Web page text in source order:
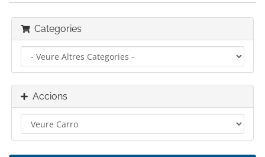
Categories
Accions